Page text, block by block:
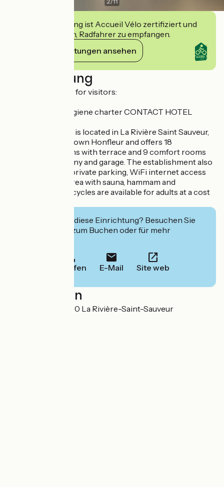
Diese Einrichtung ist Accueil Vélo zertifiziert und
verpflichtet sich, Radfahrer zu empfangen.
Ihre Verpflichtungen ansehen
Beschreibung
Measures in place for visitors:
Reception and hygiene charter CONTACT HOTEL
Motel Les Bleuets is located in La Rivière Saint Sauveur,
1.5 km from downtown Honfleur and offers 18
comfortable rooms with terrace and 9 comfort rooms
with private balcony and garage. The establishment also
has a free closed private parking, WiFi internet access
and a relaxation area with sauna, hammam and
hydromassage. Bicycles are available for adults at a cost
Interessiert Sie diese Einrichtung? Besuchen Sie
deren Website zum Buchen oder für mehr
Anrufen E-Mail Site web
Localisation
Le Poudreux 14600 La Rivière-Saint-Sauveur